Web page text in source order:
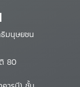
มนุษยชน
80